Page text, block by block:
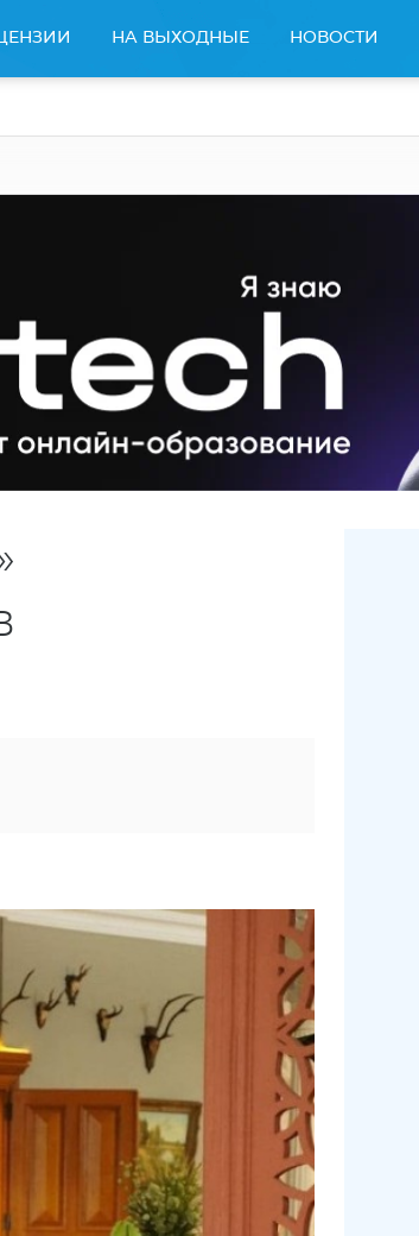
НА ВЫХОДНЫЕ НОВОСТИ